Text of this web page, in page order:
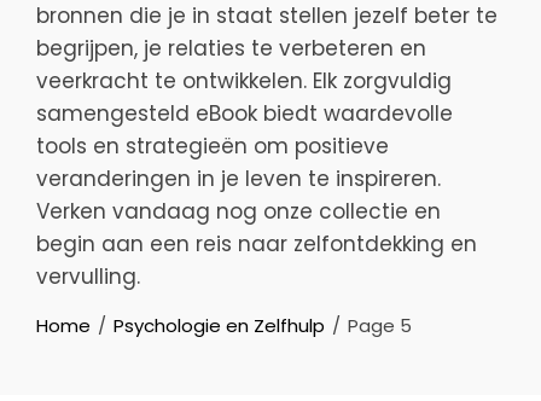
bronnen die je in staat stellen jezelf beter te
begrijpen, je relaties te verbeteren en
veerkracht te ontwikkelen. Elk zorgvuldig
samengesteld eBook biedt waardevolle
tools en strategieën om positieve
veranderingen in je leven te inspireren.
Verken vandaag nog onze collectie en
begin aan een reis naar zelfontdekking en
vervulling.
Home Psychologie en Zelfhulp Page 5